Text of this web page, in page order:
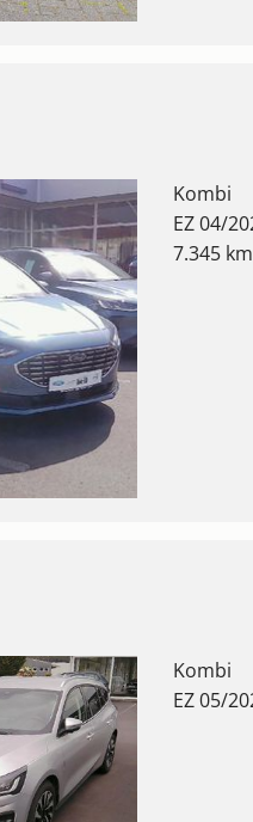
Kombi
EZ 04/
7.345 km
Kombi
EZ 05/